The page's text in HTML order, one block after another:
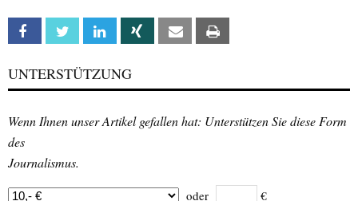
Facebook Twitter Linkedin Xing Email
UNTERSTÜTZUNG
Wenn Ihnen unser Artikel gefallen hat: Unterstützen Sie diese Form
des
Journalismus.
oder €